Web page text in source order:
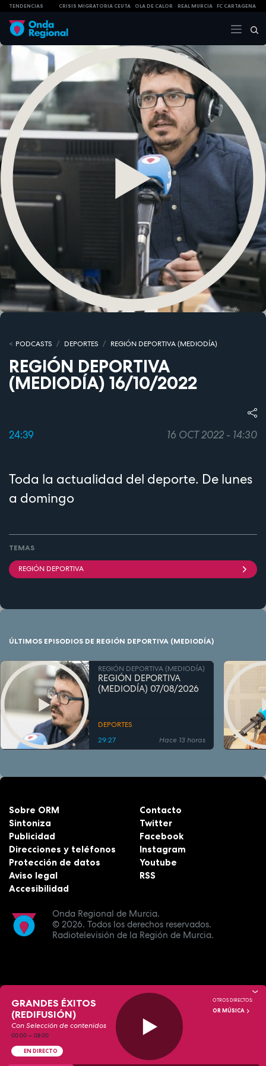
TENDENCIAS CRISIS MIGRATORIA CEUTA OLA DE CALOR REAL MURCIA FC CARTAGENA
PODCASTS DEPORTES REGIÓN DEPORTIVA (MEDIODÍA)
REGIÓN DEPORTIVA
(MEDIODÍA) 16/10/2022
24:39 16 OCT 2022 - 14:30
Toda la actualidad del deporte. De lunes
a domingo
TEMAS
REGIÓN DEPORTIVA
ÚLTIMOS EPISODIOS DE REGIÓN DEPORTIVA (MEDIODÍA)
REGIÓN DEPORTIVA (MEDIODÍA)
REGIÓN DEPORTIVA
(MEDIODÍA) 07/08/2026
DEPORTES
29:27
Hace 13 horas
Onda Regional de Murcia.
© 2026. Todos los derechos reservados.
Radiotelevisión de la Región de Murcia.
Sobre ORM
Sintoniza
Publicidad
Direcciones y teléfonos
Protección de datos
Aviso legal
Accesibilidad
Contacto
Twitter
Facebook
Instagram
Youtube
RSS
GRANDES ÉXITOS
(REDIFUSIÓN)
Con Selección de contenidos
00:00—08:00
EN DIRECTO
OTROS DIRECTOS:
OR MÚSICA